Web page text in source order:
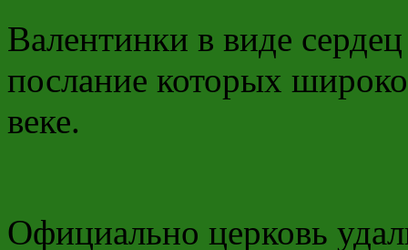
Валентинки в виде
послание которых
веке.
Официально церковь